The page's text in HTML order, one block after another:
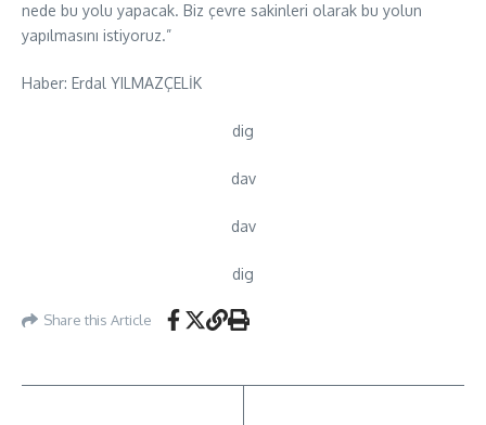
nede bu yolu yapacak. Biz çevre sakinleri olarak bu yolun
yapılmasını istiyoruz.”
Haber: Erdal YILMAZÇELİK
dig
dav
dav
dig
Share this Article